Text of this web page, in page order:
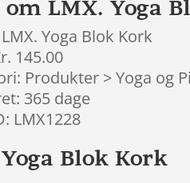
om LMX. Yoga
Yoga Blok Kork
145.00
Produkter > Yoga og
365 dage
LMX1228
Blok Kork